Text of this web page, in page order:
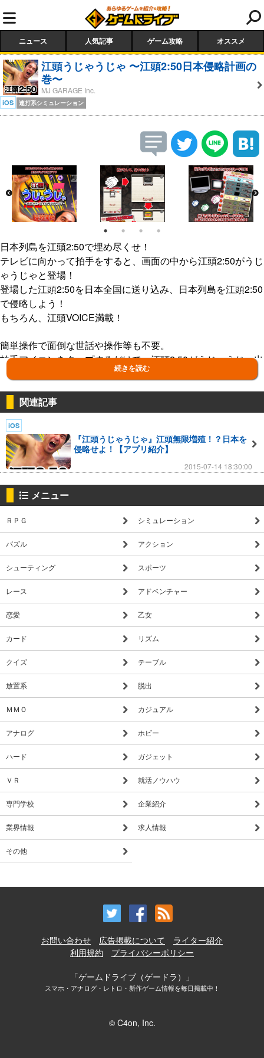
ニュース 人気記事 ゲーム攻略 オススメ
江頭うじゃうじゃ 〜江頭2:50日本侵略計画の
巻〜
MJ GARAGE Inc.
iOS 連打系シミュレーション
日本列島を江頭2:50で埋め尽くせ！
テレビに向かって拍手をすると、画面の中から江頭2:50がうじ
ゃうじゃと登場！
登場した江頭2:50を日本全国に送り込み、日本列島を江頭2:50
で侵略しよう！
もちろん、江頭VOICE満載！
簡単操作で面倒な世話や操作等も不要。
拍手アイコンをタップするだけで、江頭2:50がうじゃうじゃ出
てきます。(笑)
です。
条件達成で出現するミニゲームも楽しいぞ！
江頭2:50のうじゃうじゃ感が病みつきになるぞ！
◎”江頭うじゃうじゃ”の”遊び方"
【目的】
・江頭2:50図鑑コンプリート！
【手順】
(1) 拍手アイコンをタップし、テレビに向かって拍手！
(2) しばらくすると、江頭2:50が続々と登場！
(3) 江頭2:50をタップして、日本列島侵略！
(1)、(2)、(3)を繰り返し、日本侵略 & 図鑑を完成させましょ
う！
◎◎◎ 通常、拍手をしてから江頭2:50増殖完了まで 25分程度
かかります。 ◎◎◎
◎◎◎ 初回起動時は特典として、一定時間 20倍速で成熟しま
す。 ◎◎◎
◎◎◎ スピードアップアイテムを使用すると、成長迄の時間
を短縮できます。 ◎◎◎
◎注意
江頭2:50が登場してから一定上の時間が経過すると江頭2:50が
どこかに行ってしまう可能性がありますので、御注意くださ
い。
【Ujポイント】
江頭2:50を育てたり、ミニゲームで好成績をおさめる等によ
り、Ujポイントがもらえます。
【Ujポイントを購入する】
Ujポイントは、課金により入手することも可能です。
御希望の方は「Ujポイントを購入する」をタップし、購入手続
きをしてください。
あっても返金等できませんので、御注意ください。
Ujポイントを使用することで、拍手のグレードアップ、テレビ
続きを読む
関連記事
iOS
『江頭うじゃうじゃ』江頭無限増殖！？日本を
侵略せよ！【アプリ紹介】
2015-07-14 18:30:00
メニュー
ＲＰＧ シミュレーション
パズル アクション
シューティング スポーツ
レース アドベンチャー
恋愛 乙女
カード リズム
クイズ テーブル
放置系 脱出
ＭＭＯ カジュアル
アナログ ホビー
ハード ガジェット
ＶＲ 就活ノウハウ
専門学校 企業紹介
業界情報 求人情報
その他
お問い合わせ 広告掲載について
ライター紹介
利用規約
プライバシーポリシー
「ゲームドライブ（ゲードラ）」
スマホ・アナログ・レトロ・新作ゲーム情報を毎日掲載中！
© C4on, Inc.